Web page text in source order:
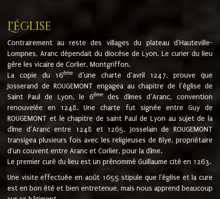
L'église
Contrairement au reste des villages du plateau d'Hauteville-
Lompnes, Aranc dépendait du diocèse de Lyon. Le curier du lieu
gère les vicaire de Corlier, Montgriffon.
La copie du 16ème
d’une charte d’avril 1247, prouve que
Josserand de ROUGEMONT engagea au chapitre de l’église de
Saint Paul de Lyon, le 6èmedes dîmes d’Aranc, convention
renouvelée en 1248. Une charte fut signée entre Guy de
ROUGEMONT et le chapitre de saint Paul de Lyon au sujet de la
dîme d’Aranc entre 1248 et 1265. Josselain de ROUGEMONT
transigea plusieurs fois avec les religieuses de Blye, propriétaire
d'un couvent entre Aranc et Corlier, pour la dîme.
Le premier curé du lieu est un prénommé Guillaume cité en 1263.
Une visite effectuée en août 1655 stipule que l'église et la cure
est en bon été et bien entretenue, mais nous apprend beaucoup